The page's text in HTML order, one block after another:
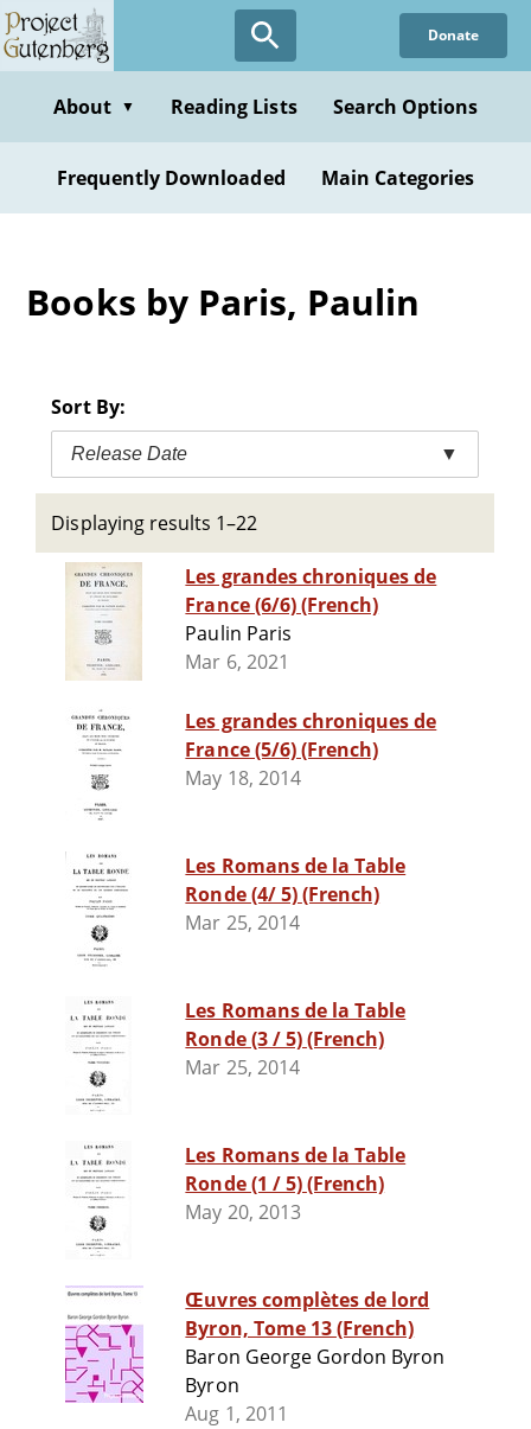
Skip
to
content
Donate
About ▼ Reading Lists Search Options
Frequently Downloaded Main Categories
Books by Paris, Paulin
Sort By:
Release Date ▼
Displaying results 1–22
Les grandes chroniques de
France (6/6) (French)
Paulin Paris
Mar 6, 2021
Les grandes chroniques de
France (5/6) (French)
May 18, 2014
Les Romans de la Table
Ronde (4/ 5) (French)
Mar 25, 2014
Les Romans de la Table
Ronde (3 / 5) (French)
Mar 25, 2014
Les Romans de la Table
Ronde (1 / 5) (French)
May 20, 2013
Œuvres complètes de lord
Byron, Tome 13 (French)
Baron George Gordon Byron
Byron
Aug 1, 2011